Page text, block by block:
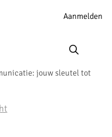
Account
Aanmelden
jouw sleutel tot